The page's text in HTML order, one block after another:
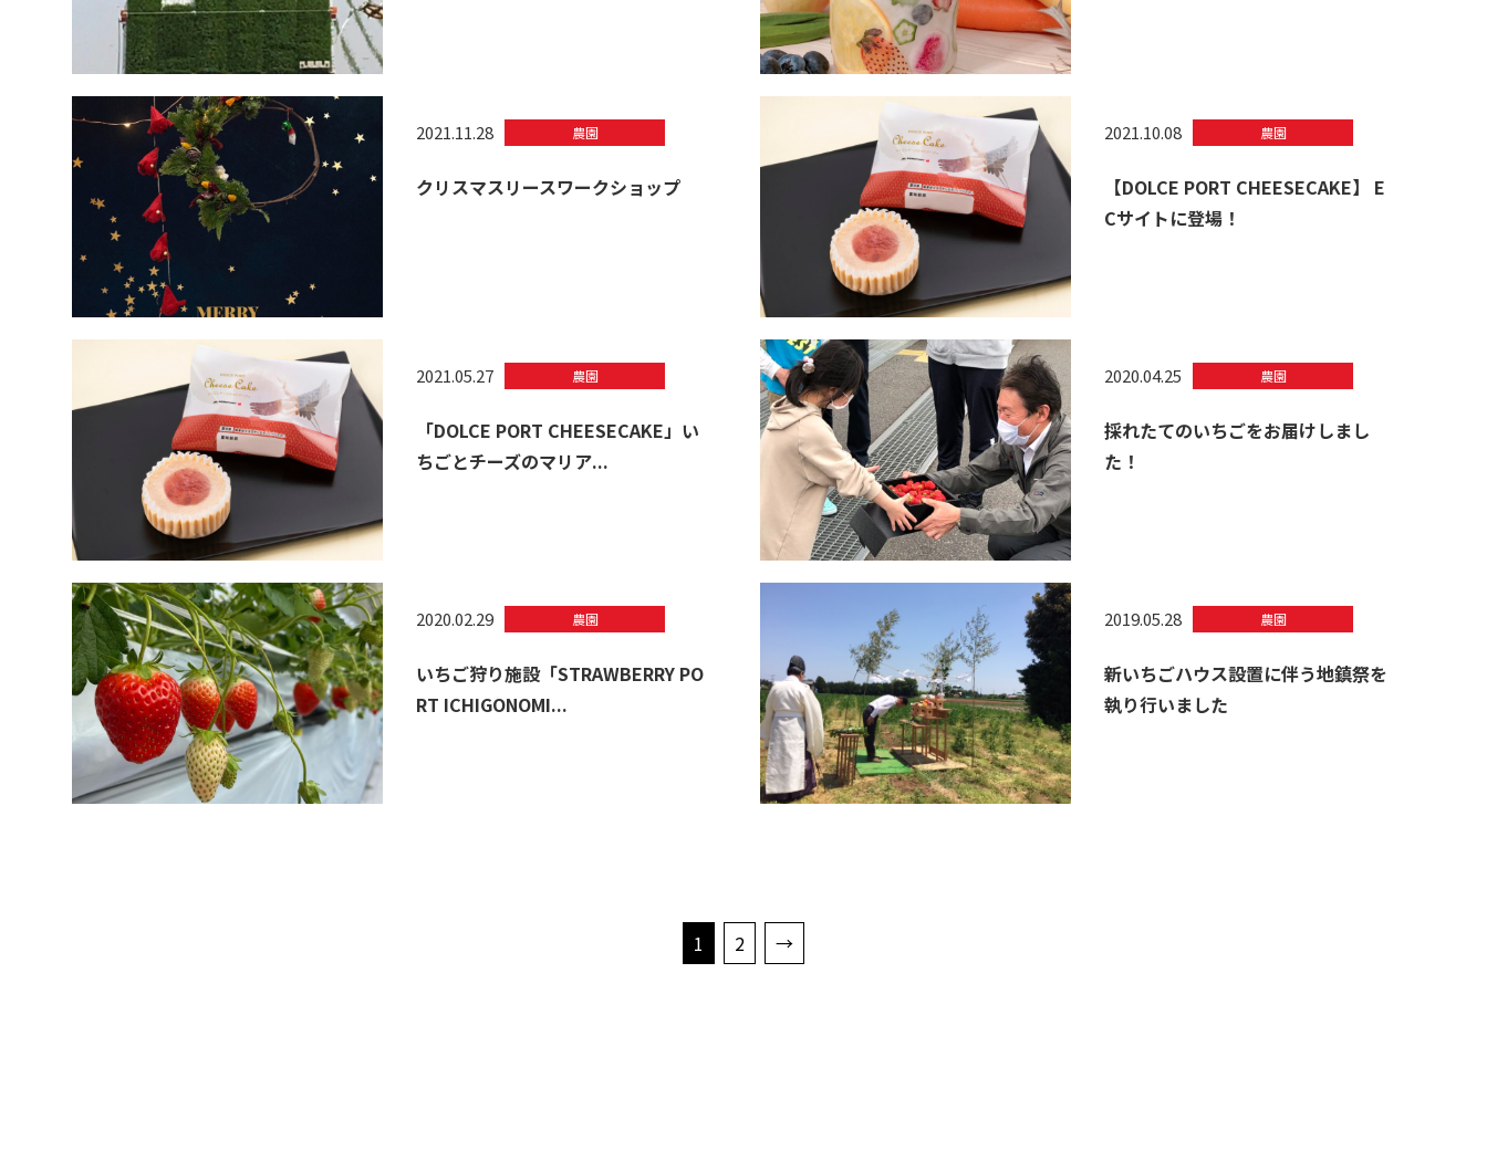
2021.11.28 農園
クリスマスリースワークショップ
2021.10.08 農園
【DOLCE PORT CHEESECAKE】 E
Cサイトに登場！
2021.05.27 農園
「DOLCE PORT CHEESECAKE」い
ちごとチーズのマリア...
2020.04.25 農園
採れたてのいちごをお届けしまし
た！
2020.02.29 農園
いちご狩り施設「STRAWBERRY PO
RT ICHIGONOMI...
2019.05.28 農園
新いちごハウス設置に伴う地鎮祭を
執り行いました
1 2 →